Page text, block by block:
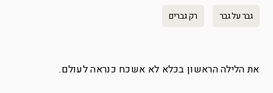
גבר על גבר רק גברים
את הלילה הראשון בכלא לא אשכח כנראה לעולם.